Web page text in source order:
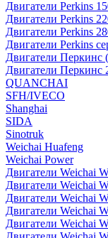
Двигатели Perkins
Двигатели Perkins
Двигатели Perkins
Двигатели Perkins
Двигатели Перкинс
Двигатели Перкинс
QUANCHAI
SFH/IVECO
Shanghai
SIDA
Sinotruk
Weichai Huafeng
Weichai Power
Двигатели Weichai
Двигатели Weichai
Двигатели Weichai
Двигатели Weichai
Двигатели Weichai